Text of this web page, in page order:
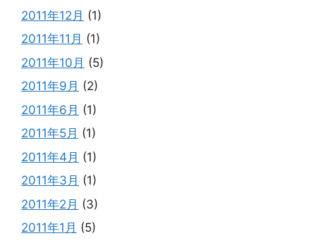
2011年12月 (1)
2011年11月 (1)
2011年10月 (5)
2011年9月 (2)
2011年6月 (1)
2011年5月 (1)
2011年4月 (1)
2011年3月 (1)
2011年2月 (3)
2011年1月 (5)